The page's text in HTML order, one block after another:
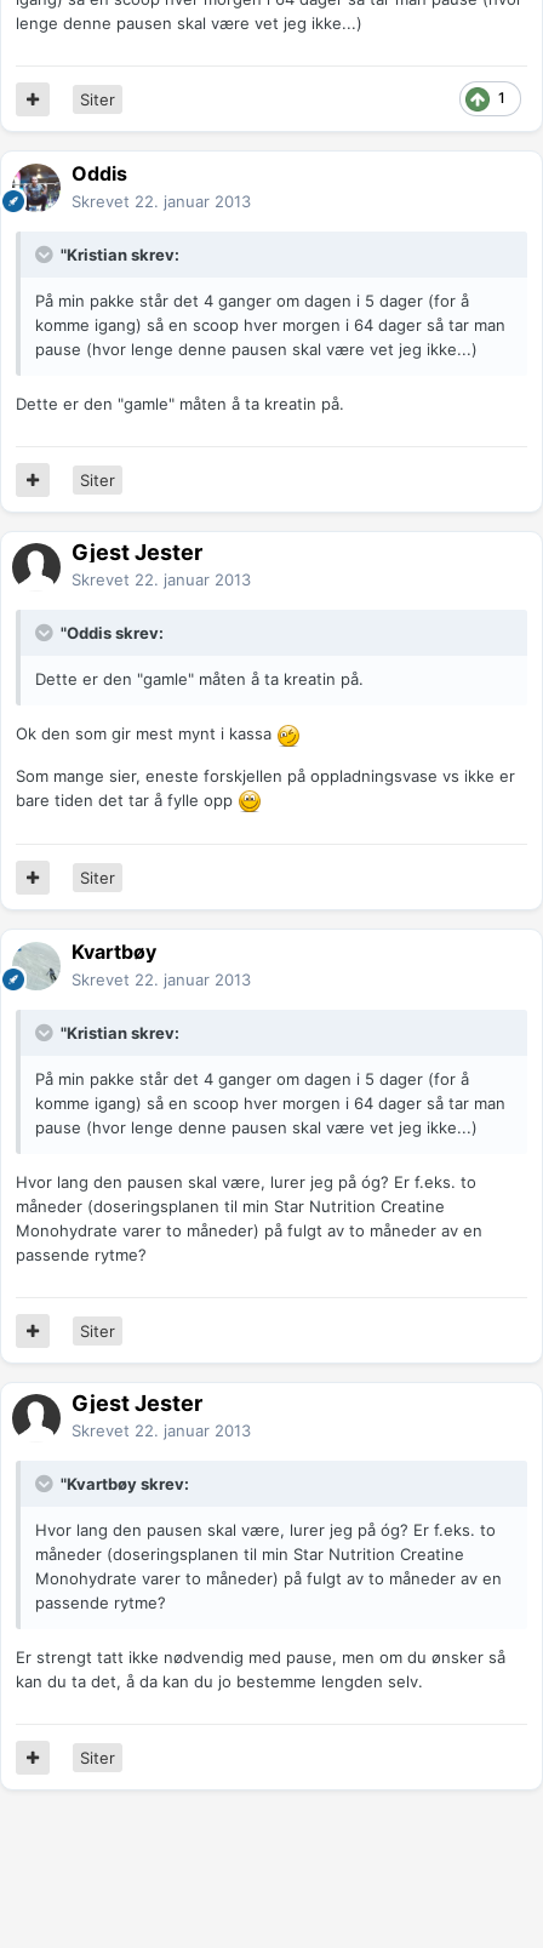
lenge denne pausen skal være vet jeg ikke...)
1
Siter
Oddis
Skrevet 22. januar 2013
"Kristian skrev:
På min pakke står det 4 ganger om dagen i 5 dager (for å
komme igang) så en scoop hver morgen i 64 dager så tar man
pause (hvor lenge denne pausen skal være vet jeg ikke...)
Dette er den "gamle" måten å ta kreatin på.
Siter
Gjest Jester
Skrevet 22. januar 2013
"Oddis skrev:
Dette er den "gamle" måten å ta kreatin på.
Ok den som gir mest mynt i kassa
Som mange sier, eneste forskjellen på oppladningsvase vs ikke er
bare tiden det tar å fylle opp
Siter
Kvartbøy
Skrevet 22. januar 2013
"Kristian skrev:
På min pakke står det 4 ganger om dagen i 5 dager (for å
komme igang) så en scoop hver morgen i 64 dager så tar man
pause (hvor lenge denne pausen skal være vet jeg ikke...)
Hvor lang den pausen skal være, lurer jeg på óg? Er f.eks. to
måneder (doseringsplanen til min Star Nutrition Creatine
Monohydrate varer to måneder) på fulgt av to måneder av en
passende rytme?
Siter
Gjest Jester
Skrevet 22. januar 2013
"Kvartbøy skrev:
Hvor lang den pausen skal være, lurer jeg på óg? Er f.eks. to
måneder (doseringsplanen til min Star Nutrition Creatine
Monohydrate varer to måneder) på fulgt av to måneder av en
passende rytme?
Er strengt tatt ikke nødvendig med pause, men om du ønsker så
kan du ta det, å da kan du jo bestemme lengden selv.
Siter